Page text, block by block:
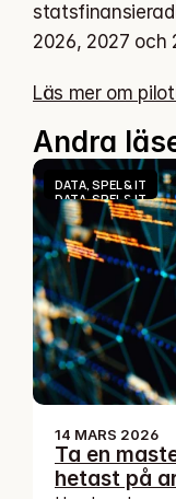
2026, 2027 och
Läs mer om
Andra
DATA, SPEL & IT
DATA, SPEL & IT
14 MARS 2026
Ta en
hetast på